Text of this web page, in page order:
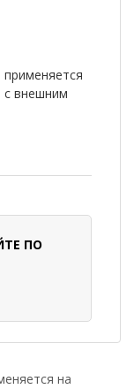
с внешним
ПО
на